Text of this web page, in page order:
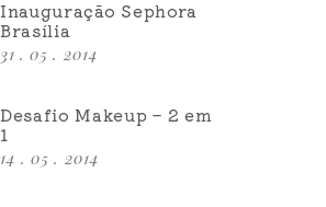
Inauguração Sephora
Brasília
31 . 05 . 2014
Desafio Makeup – 2 em
1
14 . 05 . 2014